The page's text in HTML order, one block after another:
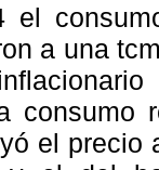
el
a una
el